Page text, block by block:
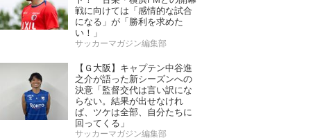
戦に向けては「感情的な試合
になる」が「勝利を求めた
い！」
サッカーマガジン編集部
【Ｇ大阪】キャプテン中谷進
之介が語った新シーズンへの
決意「監督交代は言い訳にな
らない。結果が出せなけれ
ば、ツケは全部、自分たちに
回ってくる」
サッカーマガジン編集部